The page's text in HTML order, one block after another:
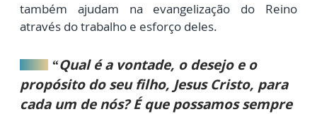
também ajudam na evangelização do Reino
através do trabalho e esforço deles.
“Qual é a vontade, o desejo e o
propósito do seu filho, Jesus Cristo, para
cada um de nós? É que possamos sempre